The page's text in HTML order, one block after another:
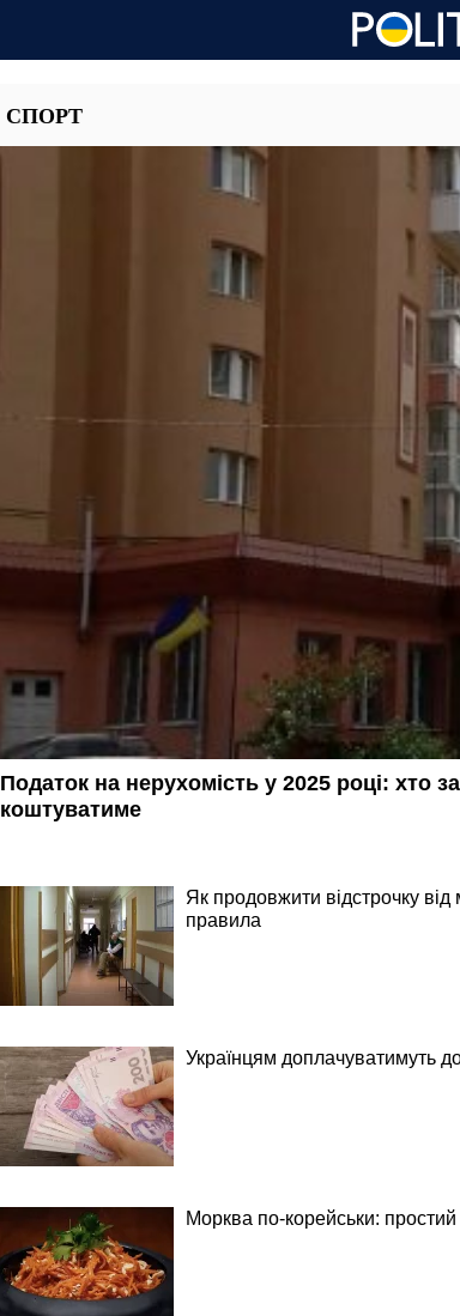
СПОРТ
Податок на нерухомість у 2025 році: хто
коштуватиме
Як продовжити відстрочку від
правила
Українцям доплачуватимуть
Морква по-корейськи: